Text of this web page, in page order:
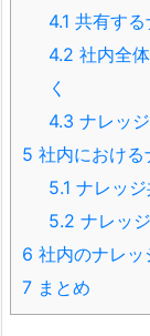
4.1 共有する
4.2 社内全
く
4.3 ナレッ
5 社内におけ
5.1 ナレッ
5.2 ナレッ
6 社内のナレッ
7 まとめ